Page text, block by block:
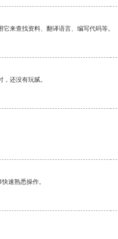
来查找资料、翻译语言、编写代码等。
还没有玩腻。
速熟悉操作。